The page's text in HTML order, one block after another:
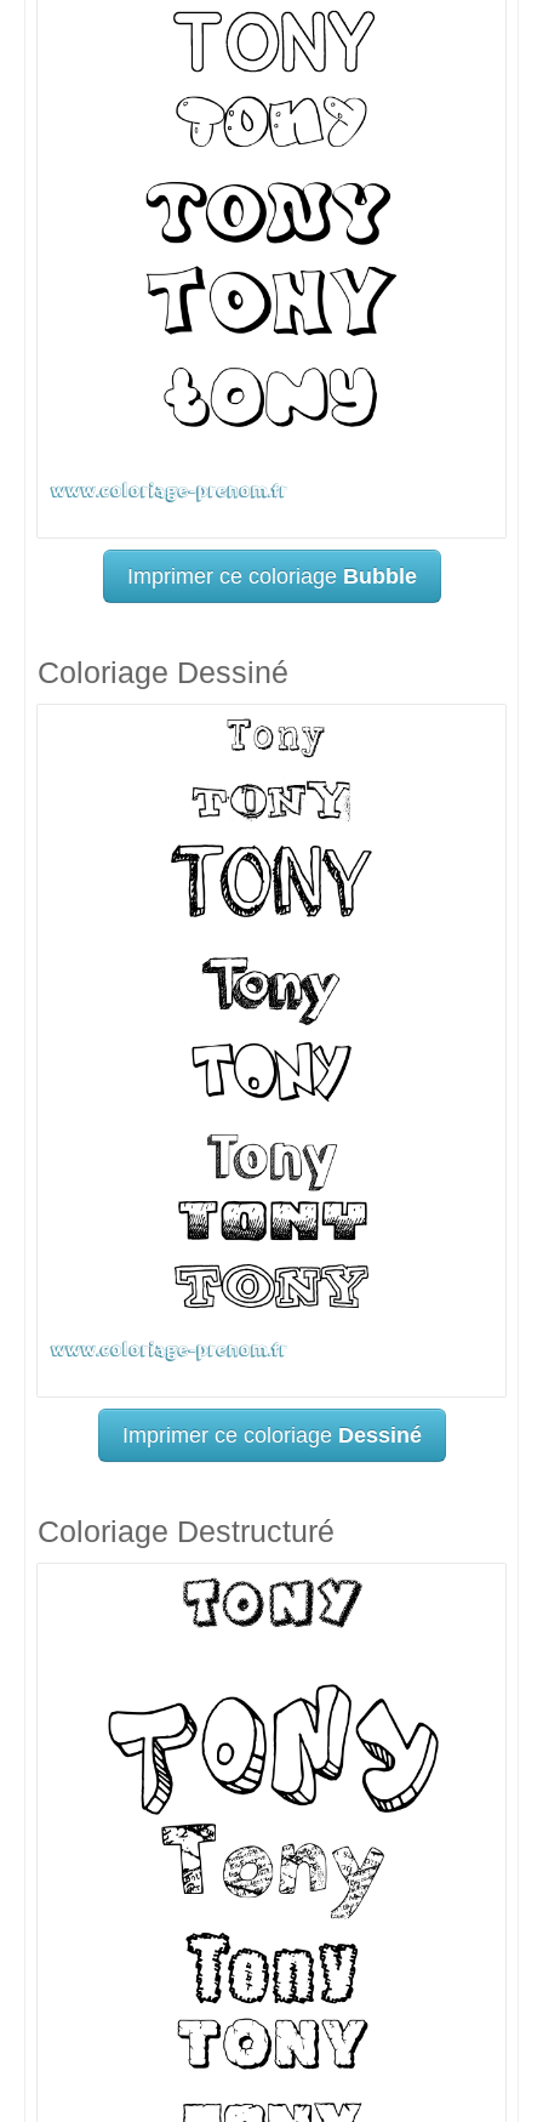
Imprimer ce coloriage Bubble
Coloriage Dessiné
Imprimer ce coloriage Dessiné
Coloriage Destructuré